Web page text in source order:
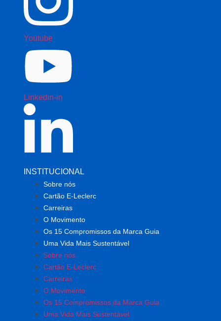
Youtube
Linkedin-in
INSTITUCIONAL
Sobre nós
Cartão E-Leclerc
Carreiras
O Movimento
Os 15 Compromissos da Marca Guia
Uma Vida Mais Sustentável
Sobre nós
Cartão E-Leclerc
Carreiras
O Movimento
Os 15 Compromissos da Marca Guia
Uma Vida Mais Sustentável